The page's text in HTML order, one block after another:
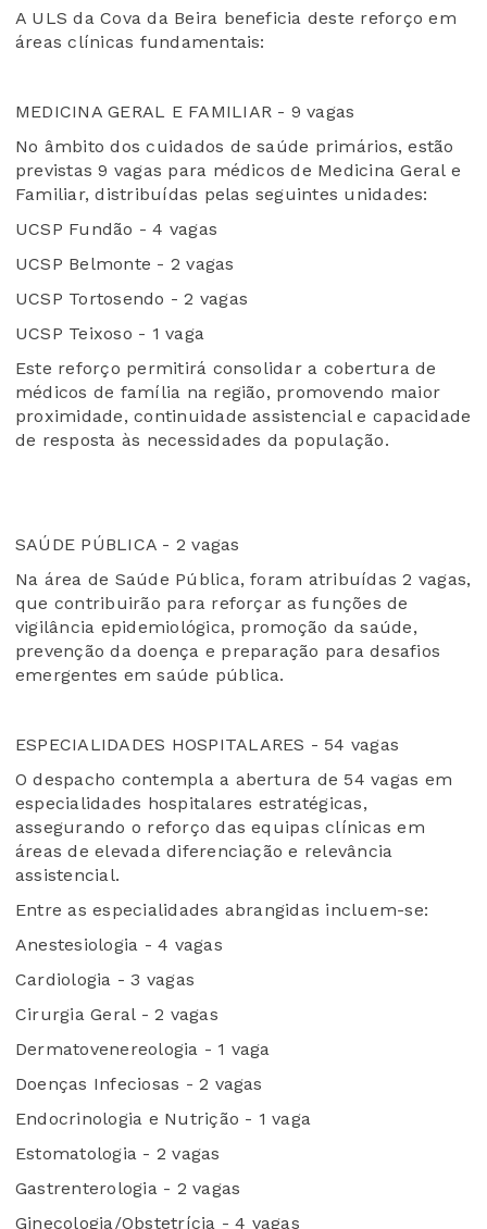
A ULS da Cova da Beira beneficia deste reforço em
áreas clínicas fundamentais:
MEDICINA GERAL E FAMILIAR - 9 vagas
No âmbito dos cuidados de saúde primários, estão
previstas 9 vagas para médicos de Medicina Geral e
Familiar, distribuídas pelas seguintes unidades:
UCSP Fundão - 4 vagas
UCSP Belmonte - 2 vagas
UCSP Tortosendo - 2 vagas
UCSP Teixoso - 1 vaga
Este reforço permitirá consolidar a cobertura de
médicos de família na região, promovendo maior
proximidade, continuidade assistencial e capacidade
de resposta às necessidades da população.
SAÚDE PÚBLICA - 2 vagas
Na área de Saúde Pública, foram atribuídas 2 vagas,
que contribuirão para reforçar as funções de
vigilância epidemiológica, promoção da saúde,
prevenção da doença e preparação para desafios
emergentes em saúde pública.
ESPECIALIDADES HOSPITALARES - 54 vagas
O despacho contempla a abertura de 54 vagas em
especialidades hospitalares estratégicas,
assegurando o reforço das equipas clínicas em
áreas de elevada diferenciação e relevância
assistencial.
Entre as especialidades abrangidas incluem-se:
Anestesiologia - 4 vagas
Cardiologia - 3 vagas
Cirurgia Geral - 2 vagas
Dermatovenereologia - 1 vaga
Doenças Infeciosas - 2 vagas
Endocrinologia e Nutrição - 1 vaga
Estomatologia - 2 vagas
Gastrenterologia - 2 vagas
Ginecologia/Obstetrícia - 4 vagas